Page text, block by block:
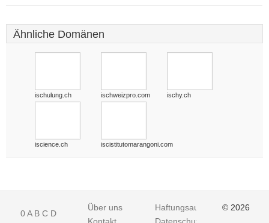
Ähnliche Domänen
ischulung.ch ischweizpro.com ischy.ch
iscience.ch iscistitutomarangoni.com
0A B C D
Über uns
Haftungsausschluss© 2026